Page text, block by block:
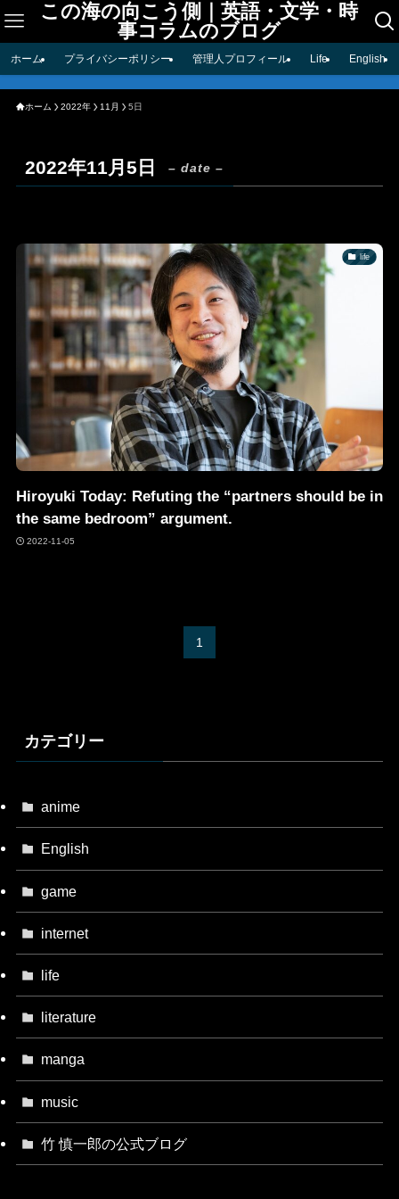
この海の向こう側｜英語・文学・時
事コラムのブログ
ホーム プライバシーポリシー 管理人プロフィール Life English
ホーム 2022年 11月 5日
2022年11月5日 – date –
life
Hiroyuki Today: Refuting the “partners should be in
the same bedroom” argument.
2022-11-05
1
カテゴリー
anime
English
game
internet
life
literature
manga
music
竹 慎一郎の公式ブログ